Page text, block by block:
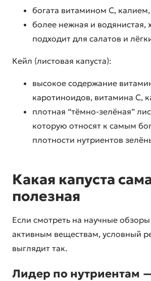
богата витамином C,
более нежная и водянистая,
подходит для салатов и
Кейл (листовая капуста):
высокое содержание
каротиноидов, витамина C,
плотная “тёмно-зелёная”
которую относят к самым
плотности нутриентов
Какая капуста
полезная
Если смотреть на научные обзоры
активным веществам, условный
выглядит так.
Лидер по нутриентам